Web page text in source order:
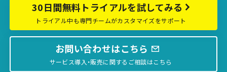
30日間無料トライアルを試してみる
トライアル中も専門チームがカスタマイズをサポート
お問い合わせはこちら
サービス導入・販売に関するご相談はこちら